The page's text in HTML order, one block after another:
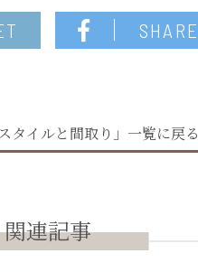
SHARE
タイルと間取り」一覧に戻る
関連記事